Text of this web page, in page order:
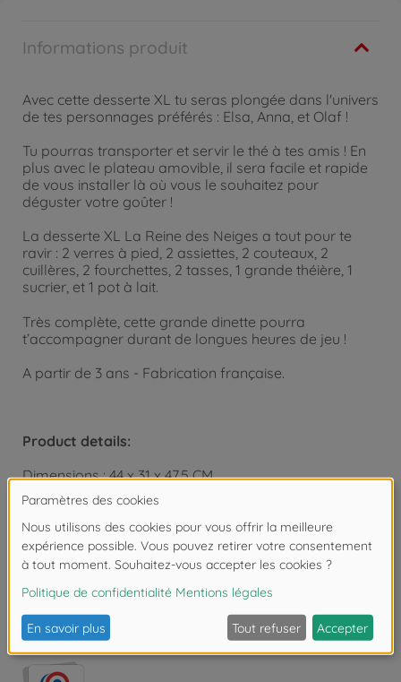
Informations produit
Avec cette desserte XL tu seras plongée dans l'univers
de tes personnages préférés : Elsa, Anna, et Olaf !
Tu pourras transporter et servir le thé à tes amis ! En
plus avec le plateau amovible, il sera facile et rapide
de vous installer là où vous le souhaitez pour
déguster votre goûter !
La desserte XL La Reine des Neiges a tout pour te
ravir : 2 verres à pied, 2 assiettes, 2 couteaux, 2
cuillères, 2 fourchettes, 2 tasses, 1 grande théière, 1
sucrier, et 1 pot à lait.
Très complète, cette grande dinette pourra
t’accompagner durant de longues heures de jeu !
A partir de 3 ans - Fabrication française.
Product details:
Dimensions : 44 x 31 x 47,5 CM
Copyright: Disney
Ne convient pas aux enfants de
moins de 3 ans. Risque d'asphyxie lié à la
présence de pièces de petite taille.